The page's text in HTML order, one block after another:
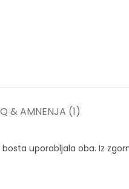
Q & AMNENJA (1)
uporabljala oba. Iz